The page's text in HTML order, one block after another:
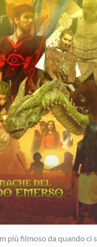
più filmoso da quando ci